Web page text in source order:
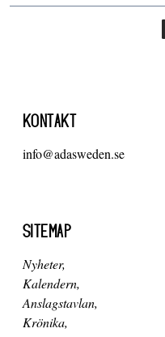
KONTAKT
info@adasweden.se
SITEMAP
Nyheter
Kalendern
Anslagstavlan
Krönika